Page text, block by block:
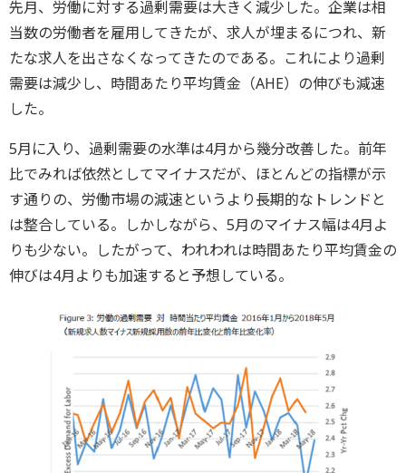
先月、労働に対する過剰需要は大きく減少した。企業は相
当数の労働者を雇用してきたが、求人が埋まるにつれ、新
たな求人を出さなくなってきたのである。これにより過剰
需要は減少し、時間あたり平均賃金（AHE）の伸びも減速
した。
5月に入り、過剰需要の水準は4月から幾分改善した。前年
比でみれば依然としてマイナスだが、ほとんどの指標が示
す通りの、労働市場の減速というより長期的なトレンドと
は整合している。しかしながら、5月のマイナス幅は4月よ
りも少ない。したがって、われわれは時間あたり平均賃金の
伸びは4月よりも加速すると予想している。